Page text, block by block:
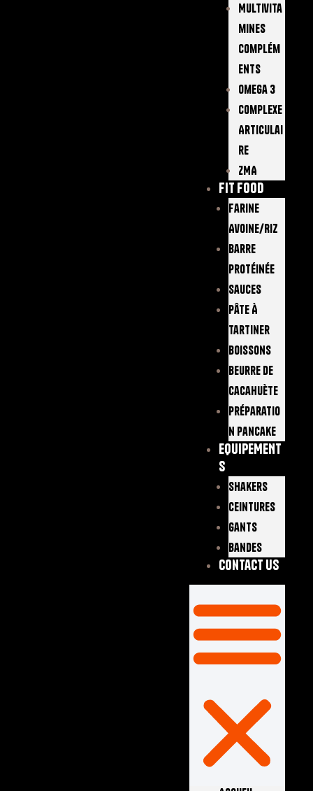
Multivita
Mines
Complém
Ents
Omega 3
Complexe
Articulai
Re
ZMA
FIT FOOD
Farine
Avoine/Riz
Barre
Protéinée
Sauces
Pâte À
Tartiner
Boissons
Beurre De
Cacahuète
Préparatio
N Pancake
EQUIPEMENT
S
Shakers
Ceintures
Gants
Bandes
Contact Us